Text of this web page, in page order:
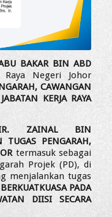
BAKAR BIN ABD
Raya Negeri Johor
CAWANGAN
KERJA RAYA
ZAINAL BIN
PENGARAH,
termasuk sebagai
Projek (PD), di
menjalankan tugas
BERKUATKUASA PADA
DIISI SECARA